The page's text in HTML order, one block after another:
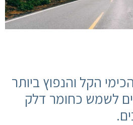
הקל והנפוץ ביותר
לשמש כחומר דלק